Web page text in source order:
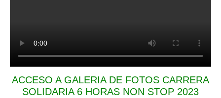
ACCESO A GALERIA DE FOTOS CARRERA
SOLIDARIA 6 HORAS NON STOP 2023